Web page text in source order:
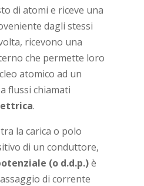
di atomi e riceve una
dagli stessi
ricevono una
che permette loro
atomico ad un
flussi chiamati
.
la carica o polo
di un conduttore,
(o d.d.p.)è
di corrente